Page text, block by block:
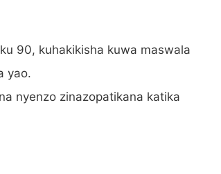
90, kuhakikisha kuwa maswala
yao.
nyenzo zinazopatikana katika